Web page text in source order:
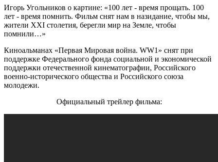
Игорь Угольников о картине: «100 лет - время прощать. 100
лет - время помнить. Фильм снят нам в назидание, чтобы мы,
жители XXI столетия, берегли мир на Земле, чтобы
помнили…»
Киноальманах «Первая Мировая война. WW1» снят при
поддержке Федерального фонда социальной и экономической
поддержки отечественной кинематографии, Российского
военно-исторического общества и Российского союза
молодежи.
Официальный трейлер фильма: